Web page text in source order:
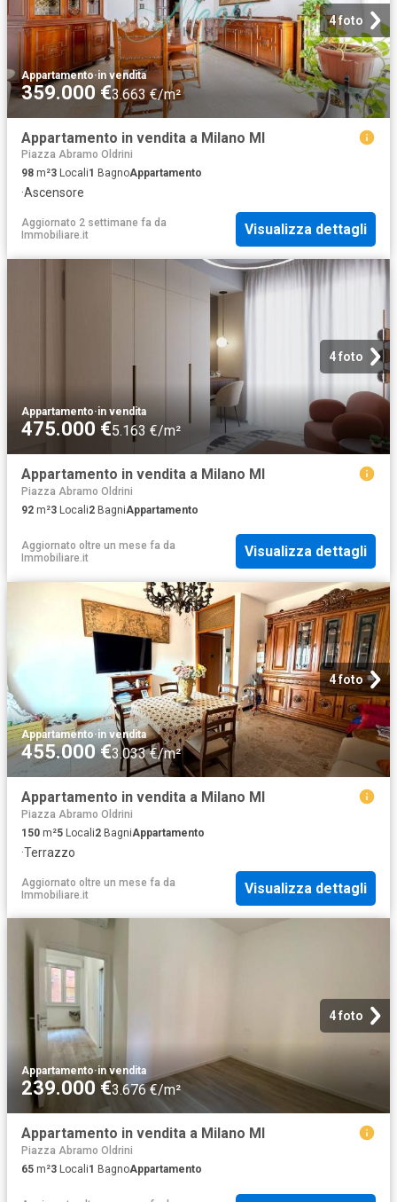
4 foto
Appartamento·in vendita
359.000 €3.663 €/m²
Appartamento in vendita a Milano MI
Piazza Abramo Oldrini
98 m²3 Locali1 BagnoAppartamento
·Ascensore
Aggiornato 2 settimane fa da
Immobiliare.it
Visualizza dettagli
4 foto
Appartamento·in vendita
475.000 €5.163 €/m²
Appartamento in vendita a Milano MI
Piazza Abramo Oldrini
92 m²3 Locali2 BagniAppartamento
Aggiornato oltre un mese fa da
Immobiliare.it
Visualizza dettagli
4 foto
Appartamento·in vendita
455.000 €3.033 €/m²
Appartamento in vendita a Milano MI
Piazza Abramo Oldrini
150 m²5 Locali2 BagniAppartamento
·Terrazzo
Aggiornato oltre un mese fa da
Immobiliare.it
Visualizza dettagli
4 foto
Appartamento·in vendita
239.000 €3.676 €/m²
Appartamento in vendita a Milano MI
Piazza Abramo Oldrini
65 m²3 Locali1 BagnoAppartamento